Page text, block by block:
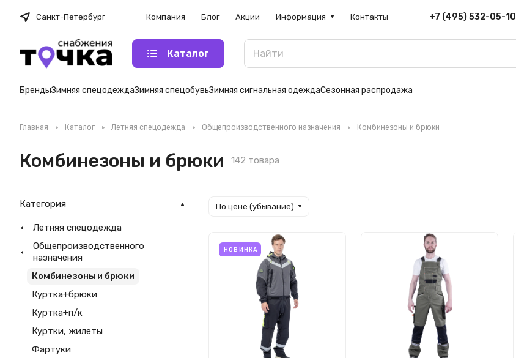
Санкт-Петербург Компания Блог Акции Информация Контакты +7 (495) 532-05-10
Каталог
БрендыЗимняя спецодеждаЗимняя спецобувьЗимняя сигнальная одеждаСезонная распродажа
Главная Каталог Летняя спецодежда Общепроизводственного назначения Комбинезоны и брюки
Комбинезоны и брюки 142 товара
По цене (убывание)
НОВИНКА
Категория
Летняя спецодежда
Общепроизводственного
назначения
Комбинезоны и брюки
Куртка+брюки
Куртка+п/к
Куртки, жилеты
Фартуки